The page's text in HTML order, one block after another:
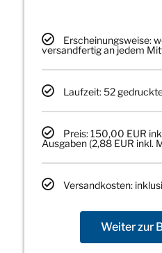
Erscheinungsweise:
versandfertig an jedem
Laufzeit: 52
Preis: 150,00 EUR
Ausgaben (2,88 EUR inkl.
Versandkosten:
Weiter zur